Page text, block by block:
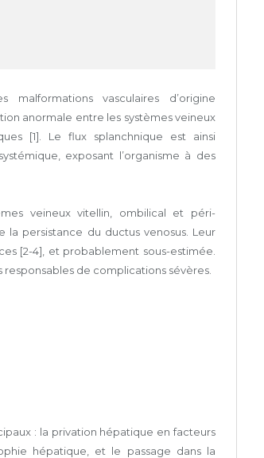
malformations vasculaires d’origine
anormale entre les systèmes veineux
[1]. Le flux splanchnique est ainsi
exposant l’organisme à des
veineux vitellin, ombilical et péri-
persistance du ductus venosus. Leur
[2-4], et probablement sous-estimée.
de complications sévères.
: la privation hépatique en facteurs
hépatique, et le passage dans la